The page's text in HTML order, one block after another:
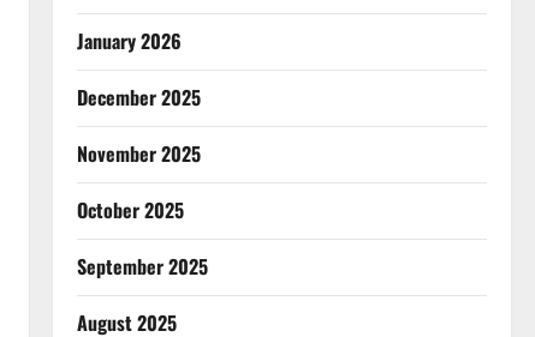
January 2026
December 2025
November 2025
October 2025
September 2025
August 2025